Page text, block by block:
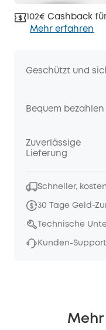
102€ Cashback
Mehr erfahren
Geschützt und
Bequem bezahlen
Zuverlässige
Lieferung
Schneller,
30 Tage Geld-
Technische
Kunden-